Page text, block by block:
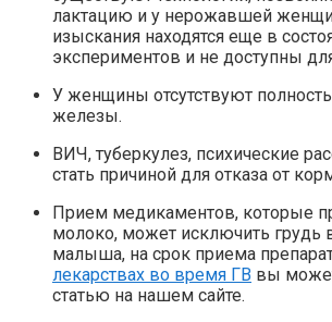
лактацию и у нерожавшей
изыскания находятся еще в
экспериментов и не доступны
У женщины отсутствуют
железы.
ВИЧ, туберкулез, психические
стать причиной для отказа от
Прием медикаментов, которые
молоко, может исключить грудь
малыша, на срок приема
лекарствах во время ГВ вы
статью на нашем сайте.